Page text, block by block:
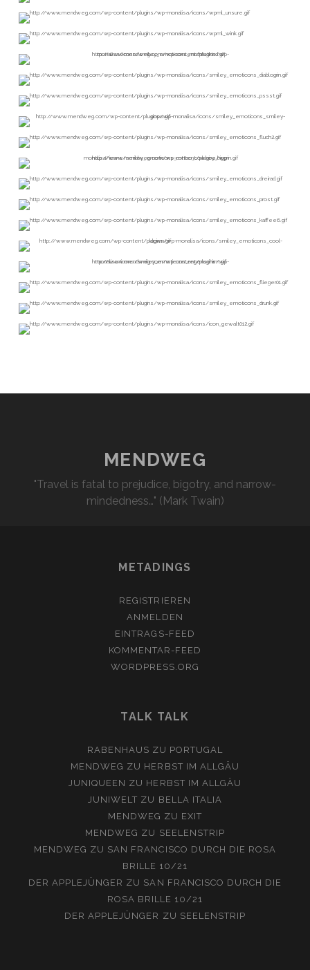
MENDWEG
"Travel is fatal to prejudice, bigotry, and narrow-
mindedness…" (Mark Twain)
METADINGS
REGISTRIEREN
ANMELDEN
EINTRAGS-FEED
KOMMENTAR-FEED
WORDPRESS.ORG
TALK TALK
RABENHAUS ZU PORTUGAL
MENDWEG ZU HERBST IM ALLGÄU
JUNIQUEEN ZU HERBST IM ALLGÄU
JUNIWELT ZU BELLA ITALIA
MENDWEG ZU EXIT
MENDWEG ZU SEELENSTRIP
MENDWEG ZU SAN FRANCISCO DURCH DIE ROSA
BRILLE 10/21
DER APPLEJÜNGER ZU SAN FRANCISCO DURCH DIE
ROSA BRILLE 10/21
DER APPLEJÜNGER ZU SEELENSTRIP